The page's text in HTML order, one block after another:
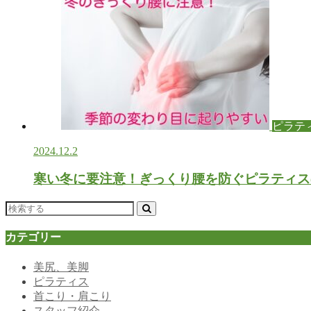
ピラテ
2024.12.2
寒い冬に要注意！ぎっくり腰を防ぐピラティ
カテゴリー
美尻、美脚
ピラティス
首こり・肩こり